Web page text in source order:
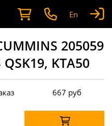
En
205059
KTA50
667 руб